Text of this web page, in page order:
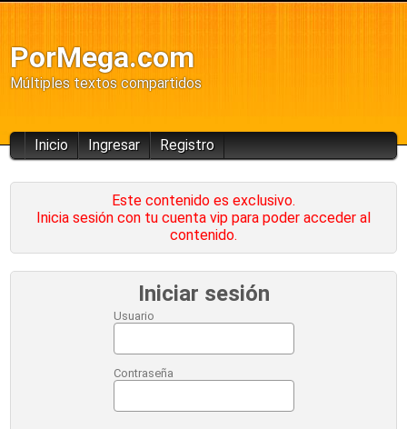
PorMega.com
Múltiples textos compartidos
Inicio Ingresar Registro
Este contenido es exclusivo.
Inicia sesión con tu cuenta vip para poder acceder al
contenido.
Iniciar sesión
Usuario
Contraseña